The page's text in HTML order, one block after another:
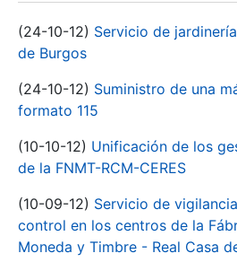
(24-10-12) Servicio de
de Burgos
(24-10-12) Suministro de una
formato 115
(10-10-12) Unificación de los
de la FNMT-RCM-CERES
(10-09-12) Servicio de
control en los centros de la
Moneda y Timbre - Real Casa